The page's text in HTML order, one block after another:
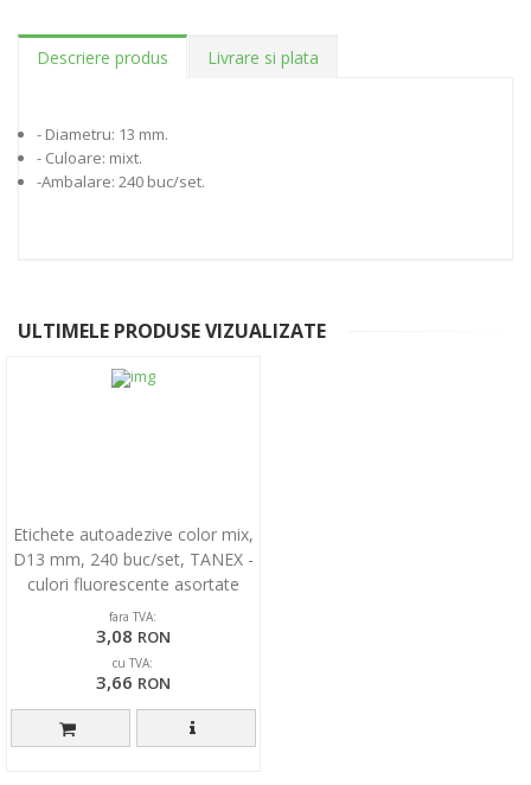
Descriere produs Livrare si plata
- Diametru: 13 mm.
- Culoare: mixt.
-Ambalare: 240 buc/set.
ULTIMELE PRODUSE VIZUALIZATE
Etichete autoadezive color mix,
D13 mm, 240 buc/set, TANEX -
culori fluorescente asortate
fara TVA:
3,08 RON
cu TVA:
3,66 RON